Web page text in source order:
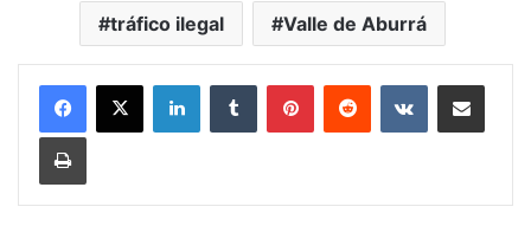
tráfico ilegal Valle de Aburrá
LinkedInTumblr PinterestReddit VKontakteCompartir vía Mail
Print